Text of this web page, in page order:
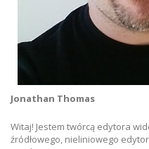
Jonathan Thomas
Witaj! Jestem twórcą edytora
źródłowego, nieliniowego